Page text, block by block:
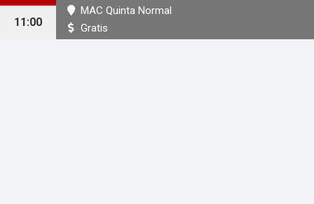
11:00
MAC Quinta Normal
Gratis